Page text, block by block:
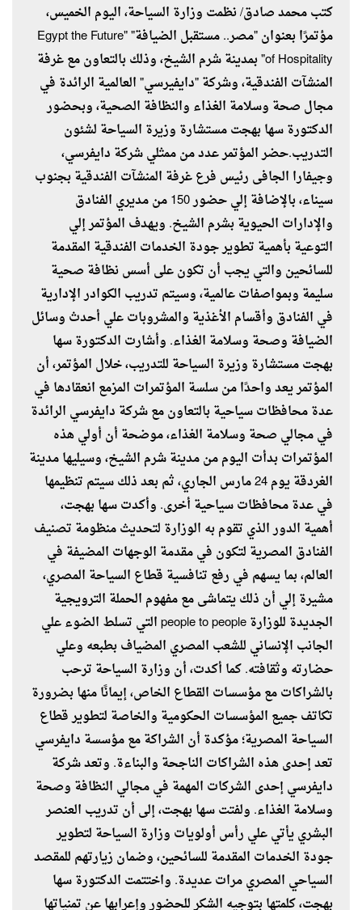
كتب محمد صادق/ نظمت وزارة السياحة، اليوم الخميس،
مؤتمرًا بعنوان "مصر.. مستقبل الضيافة" "Egypt the Future
of Hospitality" بمدينة شرم الشيخ، وذلك بالتعاون مع غرفة
المنشآت الفندقية، وشركة "دايفيرسي" العالمية الرائدة في
مجال صحة وسلامة الغذاء والنظافة الصحية، وبحضور
الدكتورة سها بهجت مستشارة وزيرة السياحة لشئون
التدريب.حضر المؤتمر عدد من ممثلي شركة دايفرسي،
وجيفارا الجافى رئيس فرع غرفة المنشآت الفندقية بجنوب
سيناء، بالإضافة إلي حضور 150 من مديري الفنادق
والإدارات الحيوية بشرم الشيخ. ويهدف المؤتمر إلي
التوعية بأهمية تطوير جودة الخدمات الفندقية المقدمة
للسائحين والتي يجب أن تكون على أسس نظافة صحية
سليمة وبمواصفات عالمية، وسيتم تدريب الكوادر الإدارية
في الفنادق وأقسام الأغذية والمشروبات علي أحدث وسائل
الضيافة وصحة وسلامة الغذاء. وأشارت الدكتورة سها
بهجت مستشارة وزيرة السياحة للتدريب، خلال المؤتمر، أن
المؤتمر يعد واحدًا من سلسة المؤتمرات المزمع انعقادها في
عدة محافظات سياحية بالتعاون مع شركة دايفرسي الرائدة
في مجالي صحة وسلامة الغذاء، موضحة أن أولي هذه
المؤتمرات بدأت اليوم من مدينة شرم الشيخ، وسيليها مدينة
الغردقة يوم 24 مارس الجاري، ثم بعد ذلك سيتم تنظيمها
في عدة محافظات سياحية أخرى. وأكدت سها بهجت،
أهمية الدور الذي تقوم به الوزارة لتحديث منظومة تصنيف
الفنادق المصرية لتكون في مقدمة الوجهات المضيفة في
العالم، بما يسهم في رفع تنافسية قطاع السياحة المصري،
مشيرة إلي أن ذلك يتماشى مع مفهوم الحملة الترويجية
الجديدة للوزارة people to people التي تسلط الضوء علي
الجانب الإنساني للشعب المصري المضياف بطبعه وعلي
حضارته وثقافته. كما أكدت، أن وزارة السياحة ترحب
بالشراكات مع مؤسسات القطاع الخاص، إيمانًا منها بضرورة
تكاتف جميع المؤسسات الحكومية والخاصة لتطوير قطاع
السياحة المصرية؛ مؤكدة أن الشراكة مع مؤسسة دايفرسي
تعد إحدى هذه الشراكات الناجحة والبناءة. وتعد شركة
دايفرسي إحدى الشركات المهمة في مجالي النظافة وصحة
وسلامة الغذاء. ولفتت سها بهجت، إلى أن تدريب العنصر
البشري يأتي علي رأس أولويات وزارة السياحة لتطوير
جودة الخدمات المقدمة للسائحين، وضمان زيارتهم للمقصد
السياحي المصري مرات عديدة. واختتمت الدكتورة سها
بهجت، كلمتها بتوجيه الشكر للحضور وإعرابها عن تمنياتها